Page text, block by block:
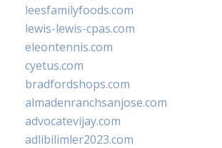
leesfamilyfoods.com
lewis-lewis-cpas.com
eleontennis.com
cyetus.com
bradfordshops.com
almadenranchsanjose.com
advocatevijay.com
adlibilimler2023.com